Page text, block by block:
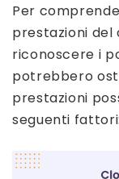
Per
prestazioni del
riconoscere i
potrebbero
prestazioni
seguenti fattori: